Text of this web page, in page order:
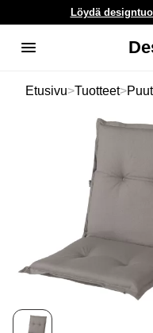
Löydä
Etusivu>Tuotteet>